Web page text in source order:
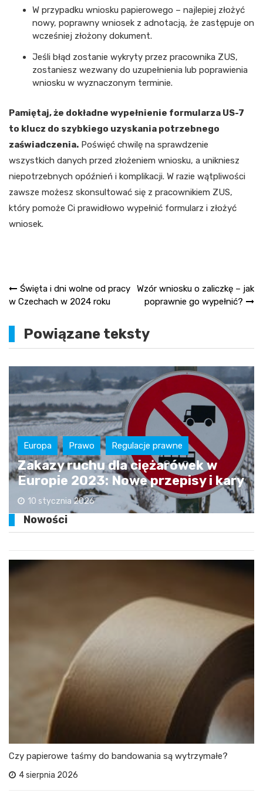
W przypadku wniosku papierowego – najlepiej złożyć
nowy, poprawny wniosek z adnotacją, że zastępuje on
wcześniej złożony dokument.
Jeśli błąd zostanie wykryty przez pracownika ZUS,
zostaniesz wezwany do uzupełnienia lub poprawienia
wniosku w wyznaczonym terminie.
Pamiętaj, że dokładne wypełnienie formularza US-7
to klucz do szybkiego uzyskania potrzebnego
zaświadczenia. Poświęć chwilę na sprawdzenie
wszystkich danych przed złożeniem wniosku, a unikniesz
niepotrzebnych opóźnień i komplikacji. W razie wątpliwości
zawsze możesz skonsultować się z pracownikiem ZUS,
który pomoże Ci prawidłowo wypełnić formularz i złożyć
wniosek.
Nawigacja
Święta i dni wolne od pracy
w Czechach w 2024 roku
Wzór wniosku o zaliczkę – jak
poprawnie go wypełnić?
Powiązane teksty
Europa Prawo Regulacje prawne
Zakazy ruchu dla ciężarówek w
Europie 2023: Nowe przepisy i kary
10 stycznia 2026
Nowości
Czy papierowe taśmy do bandowania są wytrzymałe?
4 sierpnia 2026